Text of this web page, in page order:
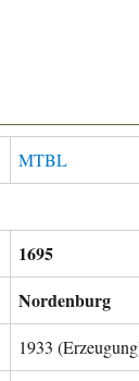
MTBL
1695
Nordenburg
1933